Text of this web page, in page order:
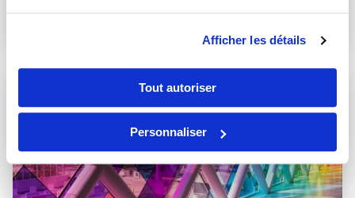
Afficher les détails
Tout autoriser
Personnaliser